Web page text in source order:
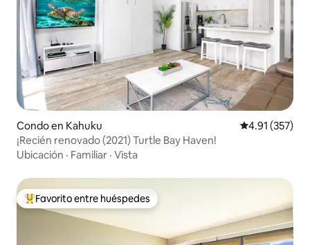
Condo en Kahuku Calificación
4.91 (357)
¡Recién renovado (2021) Turtle Bay Haven!
Ubicación · Familiar · Vista
Favorito entre huéspedes preferido
Favorito entre huéspedes